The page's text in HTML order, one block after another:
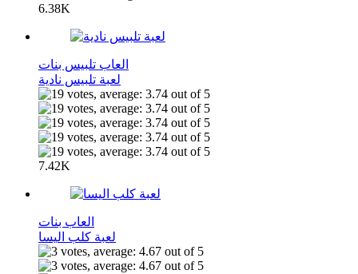
6.38K
العاب تلبيس بنات
لعبة تلبيس نادية
7.42K
العاب بنات
لعبة كلب اليسا